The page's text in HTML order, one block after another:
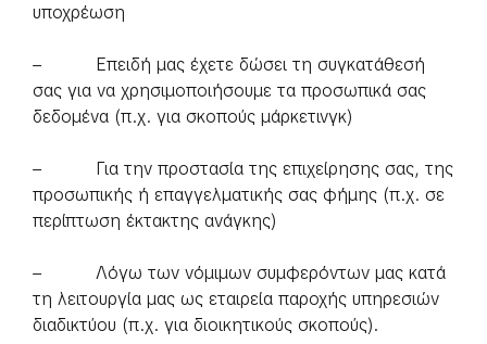
υποχρέωση
– Επειδή μας έχετε δώσει τη συγκατάθεσή
σας για να χρησιμοποιήσουμε τα προσωπικά σας
δεδομένα (π.χ. για σκοπούς μάρκετινγκ)
– Για την προστασία της επιχείρησης σας, της
προσωπικής ή επαγγελματικής σας φήμης (π.χ. σε
περίπτωση έκτακτης ανάγκης)
– Λόγω των νόμιμων συμφερόντων μας κατά
τη λειτουργία μας ως εταιρεία παροχής υπηρεσιών
διαδικτύου (π.χ. για διοικητικούς σκοπούς).